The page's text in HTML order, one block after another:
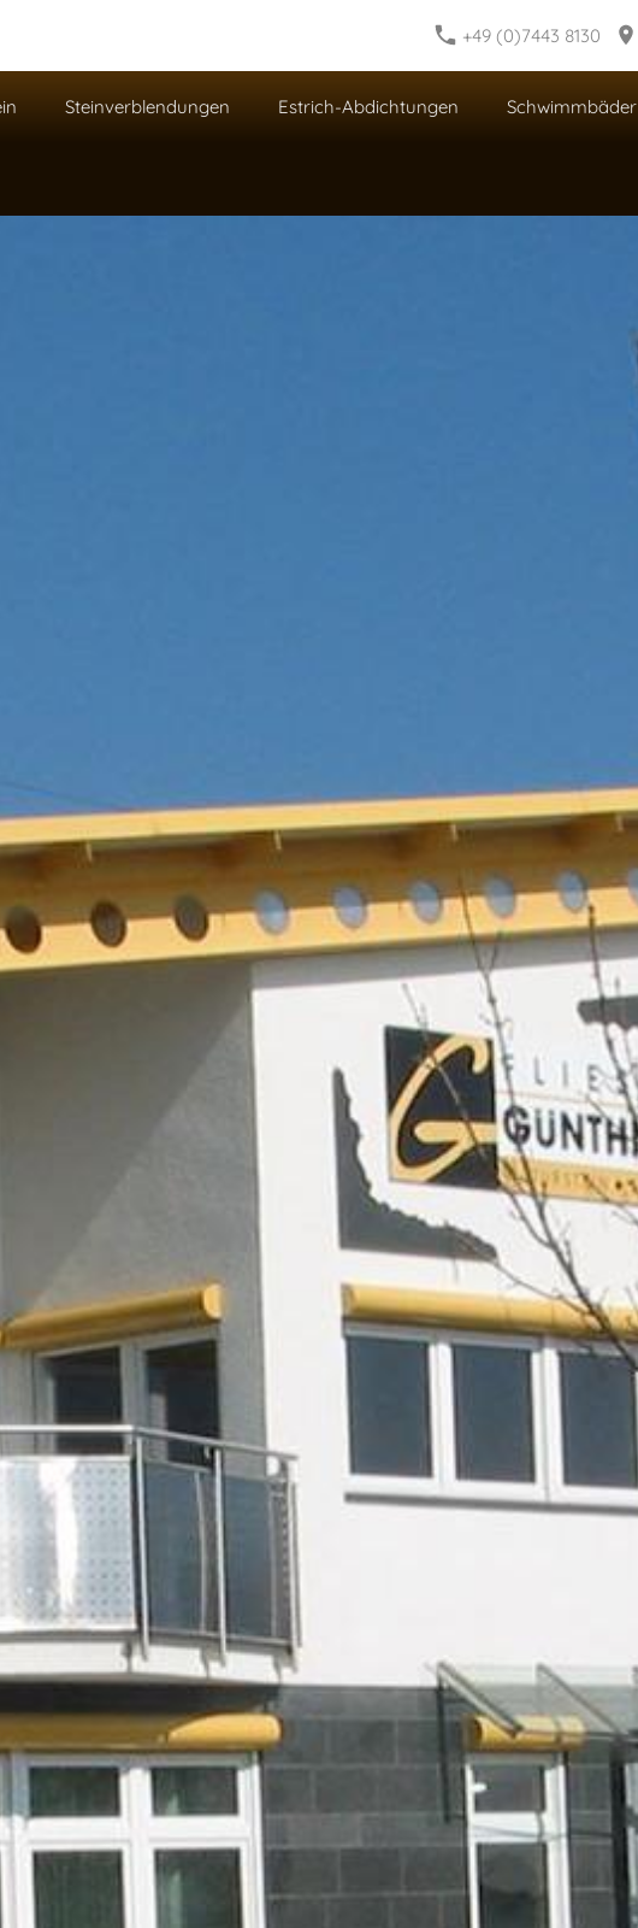
+49 (0)7443 8130
Steinverblendungen Estrich-Abdichtungen Schwimmbäder